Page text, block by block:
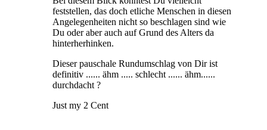
feststellen, das doch etliche Menschen in diesen
Angelegenheiten nicht so beschlagen sind wie
Du oder aber auch auf Grund des Alters da
hinterherhinken.
Dieser pauschale Rundumschlag von Dir ist
definitiv ...... ähm ..... schlecht ...... ähm......
durchdacht ?
Just my 2 Cent